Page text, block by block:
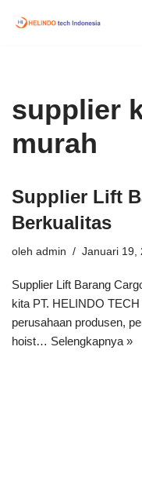
supplier
murah
Supplier Lift
Berkualitas
oleh admin Januari 19,
Supplier Lift Barang
kita PT. HELINDO
perusahaan produsen,
hoist… Selengkapnya »